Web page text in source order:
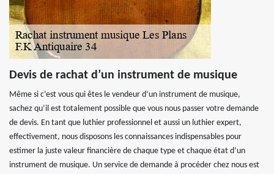
Devis de rachat d’un instrument de musique
Même si c’est vous qui êtes le vendeur d’un instrument de musique,
sachez qu’il est totalement possible que vous nous passer votre demande
de devis. En tant que luthier professionnel et aussi un luthier expert,
effectivement, nous disposons les connaissances indispensables pour
estimer la juste valeur financière de chaque type et chaque état d’un
instrument de musique. Un service de demande à procéder chez nous est